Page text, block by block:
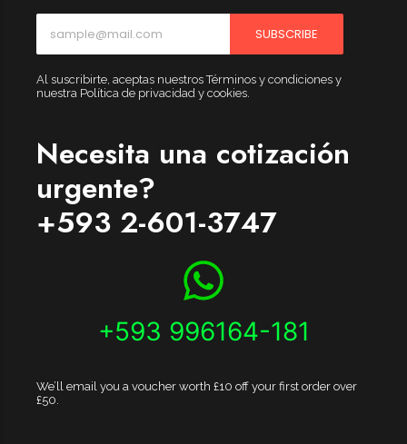
SUBSCRIBE
Al suscribirte, aceptas nuestros Términos y condiciones y
nuestra Política de privacidad y cookies.
Necesita una cotización
urgente?
+593 2-601-3747
+593 996164-181
We’ll email you a voucher worth £10 off your first order over
£50.